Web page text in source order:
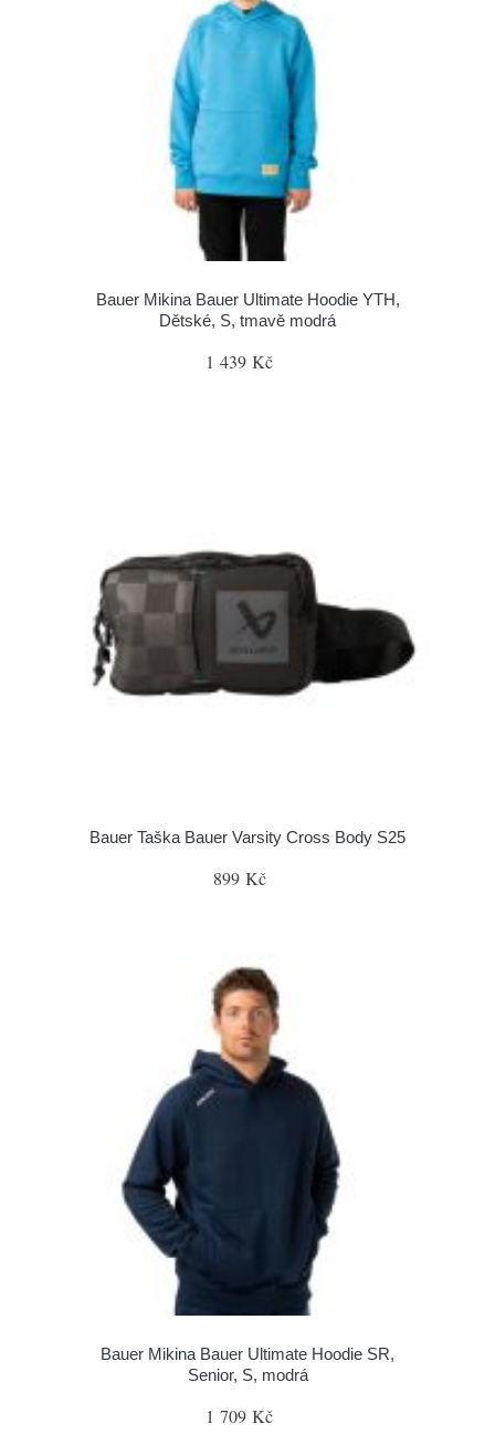
Bauer Mikina Bauer Ultimate Hoodie YTH,
Dětské, S, tmavě modrá
1 439 Kč
Bauer Taška Bauer Varsity Cross Body S25
899 Kč
Bauer Mikina Bauer Ultimate Hoodie SR,
Senior, S, modrá
1 709 Kč